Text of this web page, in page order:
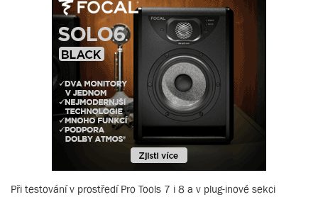
Při testování v prostředí Pro Tools 7 i 8 a v plug-inové sekci